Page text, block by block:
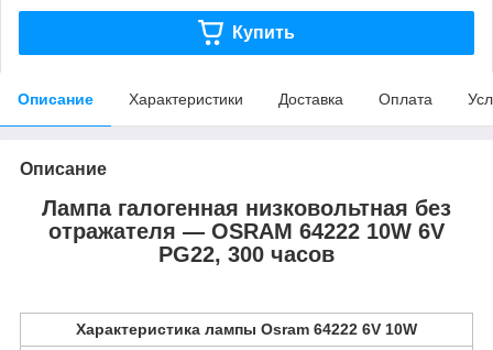
Купить
Описание Характеристики Доставка Оплата
Описание
Лампа галогенная низковольтная без
отражателя — OSRAM 64222 10W 6V
PG22, 300 часов
Характеристика лампы Osram 64222 6V 10W